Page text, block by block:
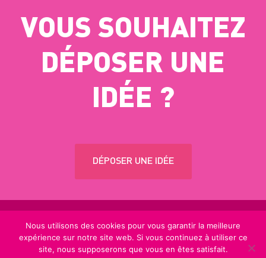
VOUS SOUHAITEZ
DÉPOSER UNE
IDÉE ?
DÉPOSER UNE IDÉE
COUSINADEOPS.FR© 2019 - TOUS DROITS RÉSERVÉ -
Nous utilisons des cookies pour vous garantir la meilleure
expérience sur notre site web. Si vous continuez à utiliser ce
site, nous supposerons que vous en êtes satisfait.